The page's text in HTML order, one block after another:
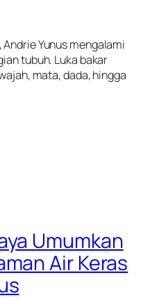
Yunus mengalami
tubuh. Luka bakar
mata, dada, hingga
Umumkan
Air Keras